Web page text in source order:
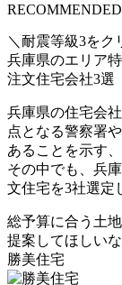
RECOMMENDED
＼耐震等級3をク
兵庫県のエリア
注文住宅会社3選
兵庫県の住宅会社
点となる警察署
あることを示す、
その中でも、 兵
文住宅を3社選定
総予算に合う土
提案してほしい
勝美住宅